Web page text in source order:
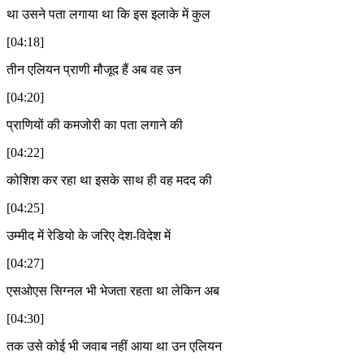
था उसने पता लगाया था कि इस इलाके में कुल
[04:18]
तीन एलियन प्राणी मौजूद हैं अब वह उन
[04:20]
प्राणियों की कमजोरी का पता लगाने की
[04:22]
कोशिश कर रहा था इसके साथ ही वह मदद की
[04:25]
उम्मीद में रेडियो के जरिए देश-विदेश में
[04:27]
एसओएस सिग्नल भी भेजता रहता था लेकिन अब
[04:30]
तक उसे कोई भी जवाब नहीं आया था उन एलियन